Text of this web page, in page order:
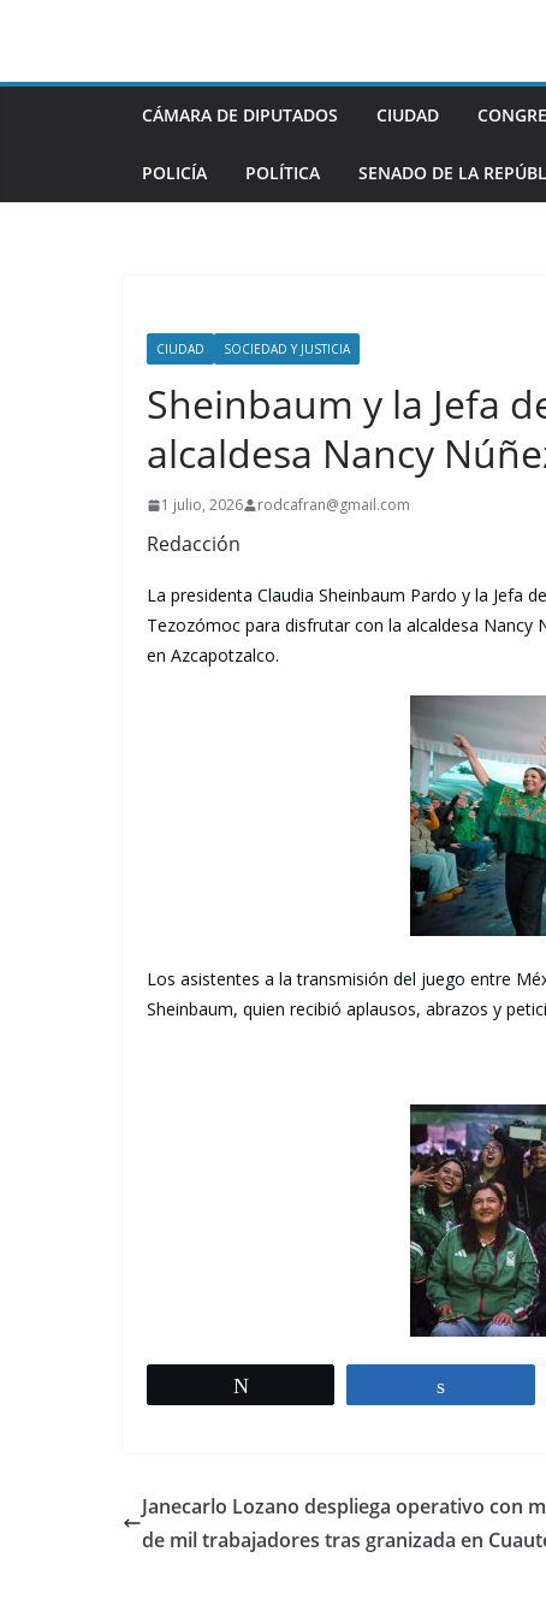
contenido
CÁMARA DE DIPUTADOS CIUDAD
POLICÍA POLÍTICA SENADO DE LA
CIUDAD SOCIEDAD Y JUSTICIA
Sheinbaum y la Jefa
alcaldesa Nancy
1 julio, 2026 rodcafran@gmail.com
Redacción
La presidenta Claudia Sheinbaum Pardo y la Jefa
Tezozómoc para disfrutar con la alcaldesa
en Azcapotzalco.
Los asistentes a la transmisión del juego entre
Sheinbaum, quien recibió aplausos, abrazos y
Janecarlo Lozano despliega operativo con
de mil trabajadores tras granizada en